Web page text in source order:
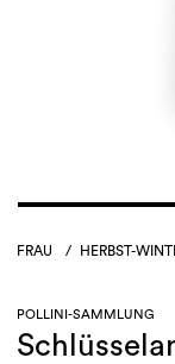
FRAU / HERBST-
POLLINI-SAMMLUNG